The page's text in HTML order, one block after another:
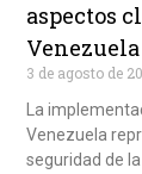
aspectos
Venezuela
3 de agosto de
La
Venezuela
seguridad de